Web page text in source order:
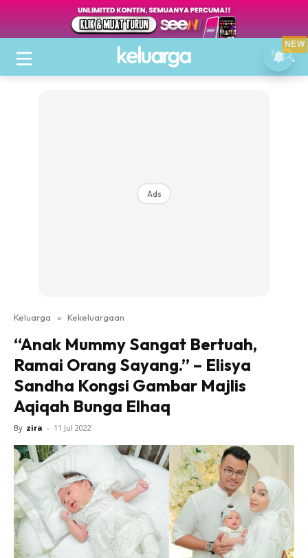
Ads
Keluarga » Kekeluargaan
“Anak Mummy Sangat Bertuah,
Ramai Orang Sayang.” – Elisya
Sandha Kongsi Gambar Majlis
Aqiqah Bunga Elhaq
By zira - 11 Jul 2022
NEW